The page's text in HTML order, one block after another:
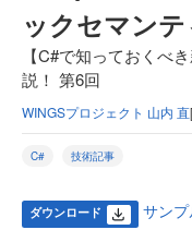
ックセマン
【C#で知っておくべ
説！ 第6回
WINGSプロジェクト 山内 直
C# 技術記事
ダウンロード サン